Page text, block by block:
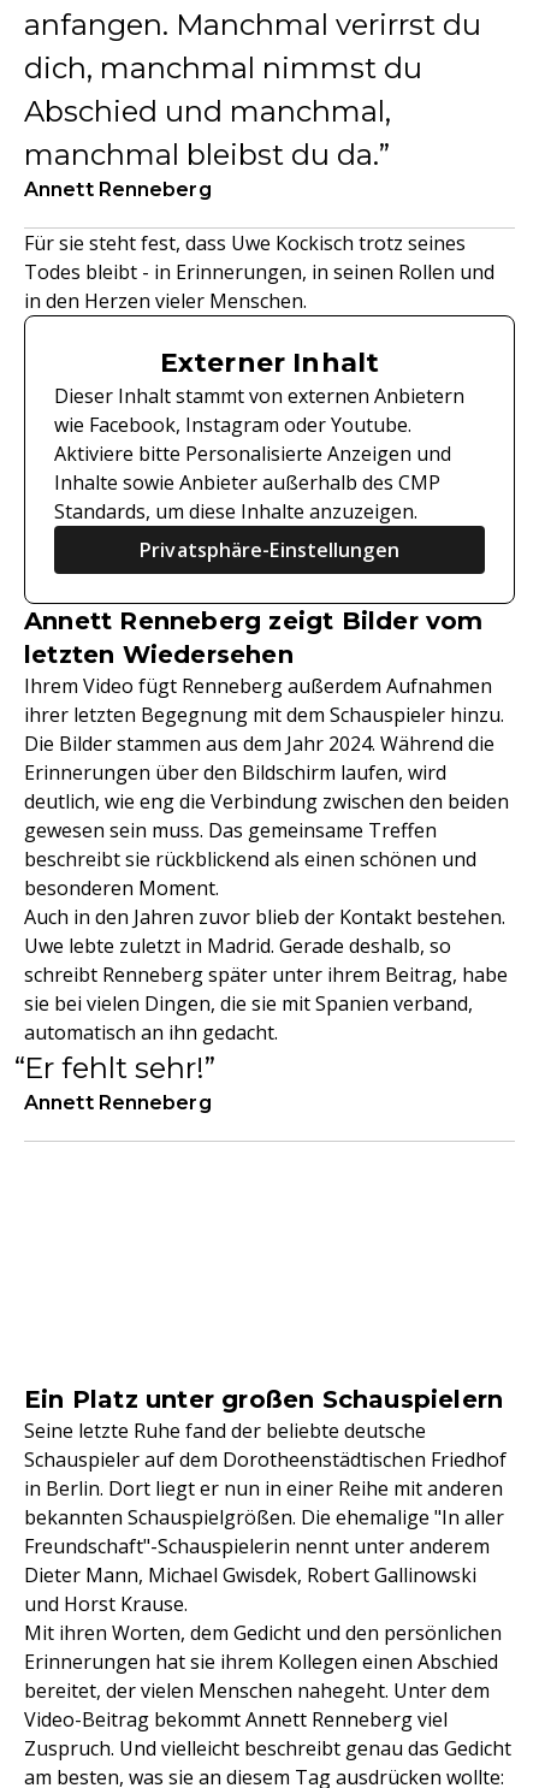
anfangen. Manchmal verirrst du
dich, manchmal nimmst du
Abschied und manchmal,
manchmal bleibst du da.
Annett Renneberg
Für sie steht fest, dass Uwe Kockisch trotz seines
Todes bleibt - in Erinnerungen, in seinen Rollen und
in den Herzen vieler Menschen.
Externer Inhalt
Dieser Inhalt stammt von externen Anbietern
wie Facebook, Instagram oder Youtube.
Aktiviere bitte Personalisierte Anzeigen und
Inhalte sowie Anbieter außerhalb des CMP
Standards, um diese Inhalte anzuzeigen.
Privatsphäre-Einstellungen
Annett Renneberg zeigt Bilder vom
letzten Wiedersehen
Ihrem Video fügt Renneberg außerdem Aufnahmen
ihrer letzten Begegnung mit dem Schauspieler hinzu.
Die Bilder stammen aus dem Jahr 2024. Während die
Erinnerungen über den Bildschirm laufen, wird
deutlich, wie eng die Verbindung zwischen den beiden
gewesen sein muss. Das gemeinsame Treffen
beschreibt sie rückblickend als einen schönen und
besonderen Moment.
Auch in den Jahren zuvor blieb der Kontakt bestehen.
Uwe lebte zuletzt in Madrid. Gerade deshalb, so
schreibt Renneberg später unter ihrem Beitrag, habe
sie bei vielen Dingen, die sie mit Spanien verband,
automatisch an ihn gedacht.
Er fehlt sehr!
Annett Renneberg
Ein Platz unter großen Schauspielern
Seine letzte Ruhe fand der beliebte deutsche
Schauspieler auf dem Dorotheenstädtischen Friedhof
in Berlin. Dort liegt er nun in einer Reihe mit anderen
bekannten Schauspielgrößen. Die ehemalige "In aller
Freundschaft"-Schauspielerin nennt unter anderem
Dieter Mann, Michael Gwisdek, Robert Gallinowski
und Horst Krause.
Mit ihren Worten, dem Gedicht und den persönlichen
Erinnerungen hat sie ihrem Kollegen einen Abschied
bereitet, der vielen Menschen nahegeht. Unter dem
Video-Beitrag bekommt Annett Renneberg viel
Zuspruch. Und vielleicht beschreibt genau das Gedicht
am besten, was sie an diesem Tag ausdrücken wollte: